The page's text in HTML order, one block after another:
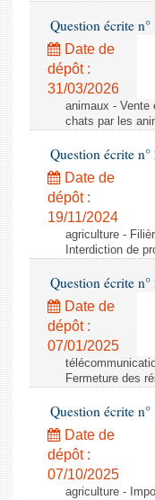
Question écrite
Date de
dépôt :
31/03/2026
animaux - Vente
chats par les
Question écrite
Date de
dépôt :
19/11/2024
agriculture -
Interdiction de
Question écrite
Date de
dépôt :
07/01/2025
Fermeture des
Question écrite
Date de
dépôt :
07/10/2025
agriculture -